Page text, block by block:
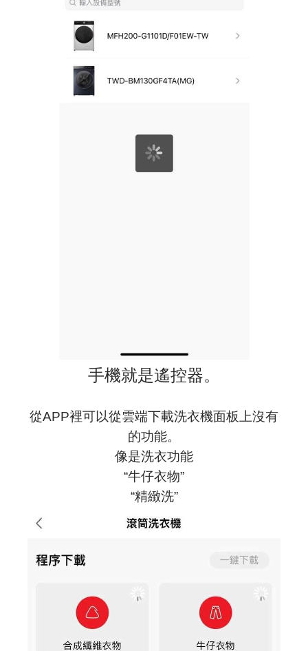
手機就是遙控器。
從APP裡可以從雲端下載洗衣機面板上沒有
的功能。
像是洗衣功能
“牛仔衣物”
“精緻洗”